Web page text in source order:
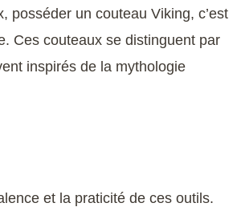
posséder un couteau Viking, c’est
Ces couteaux se distinguent par
inspirés de la mythologie
et la praticité de ces outils.